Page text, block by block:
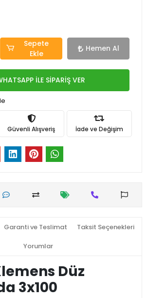
Sepete
Ekle
Hemen Al
İLE SİPARİŞ VER
Güvenli Alışveriş İade ve Değişim
Garanti ve Teslimat Taksit Seçenekleri
Yorumlar
Düz
3x100